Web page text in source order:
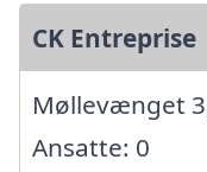
CK Entreprise
Møllevænget
Ansatte: 0